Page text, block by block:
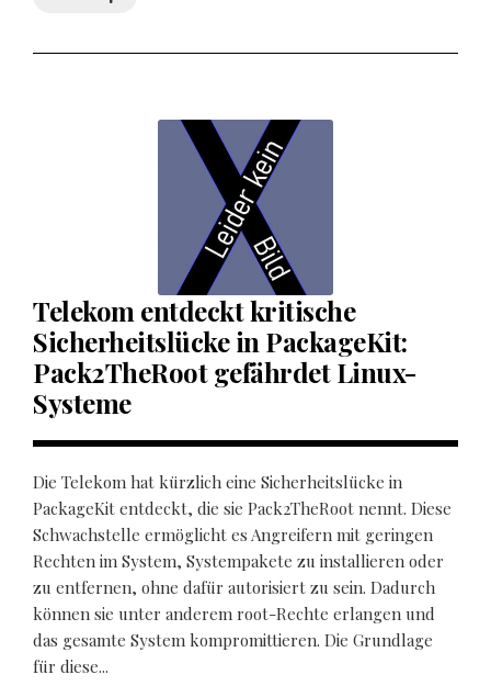
Telekom entdeckt kritische
Sicherheitslücke in PackageKit:
Pack2TheRoot gefährdet Linux-
Systeme
Die Telekom hat kürzlich eine Sicherheitslücke in
PackageKit entdeckt, die sie Pack2TheRoot nennt. Diese
Schwachstelle ermöglicht es Angreifern mit geringen
Rechten im System, Systempakete zu installieren oder
zu entfernen, ohne dafür autorisiert zu sein. Dadurch
können sie unter anderem root-Rechte erlangen und
das gesamte System kompromittieren. Die Grundlage
für diese...